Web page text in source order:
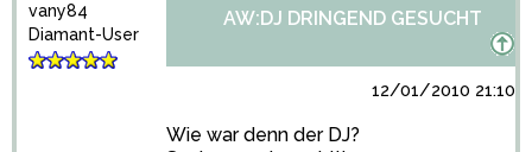
vany84
Diamant-User
AW:DJ DRINGEND GESUCHT
12/01/2010
Wie war denn der DJ?